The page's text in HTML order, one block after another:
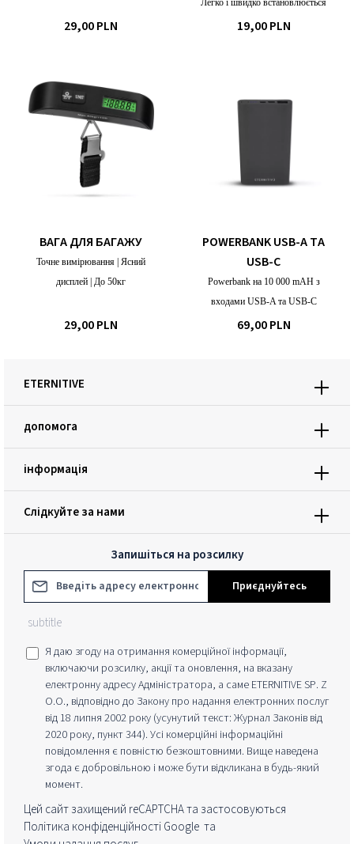
29,00 PLN 19,00 PLN
ВАГА ДЛЯ БАГАЖУ
Точне вимірювання | Ясний
дисплей | До 50кг
29,00 PLN
POWERBANK USB-A ТА
USB-C
Powerbank на 10 000 mAH з
входами USB-A та USB-C
69,00 PLN
Запишіться на розсилку
Адреса електронної пошти*
Приєднуйтесь
subtitle
Я даю згоду на отримання комерційної інформації,
включаючи розсилку, акції та оновлення, на вказану
електронну адресу Адміністратора, а саме ETERNITIVE SP. Z
O.O., відповідно до Закону про надання електронних послуг
від 18 липня 2002 року (усунутий текст: Журнал Законів від
2020 року, пункт 344). Усі комерційні інформаційні
повідомлення є повністю безкоштовними. Вище наведена
згода є добровільною і може бути відкликана в будь-який
момент.
Цей сайт захищений reCAPTCHA та застосовуються
Політика конфіденційності Google та
Слідкуйте за нами
ETERNITIVE
допомога
інформація